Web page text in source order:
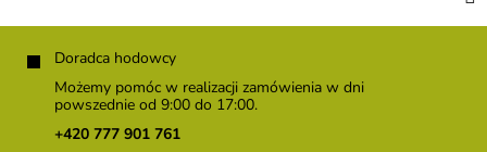
Doradca hodowcy
Możemy pomóc w realizacji zamówienia w dni
powszednie od 9:00 do 17:00.
+420 777 901 761